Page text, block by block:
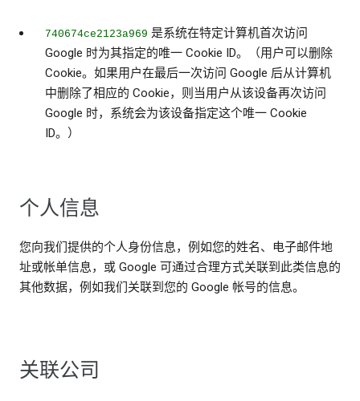
740674ce2123a969 是系统在特定计算机首次访问
Google 时为其指定的唯一 Cookie ID。（用户可以删除
Cookie。如果用户在最后一次访问 Google 后从计算机
中删除了相应的 Cookie，则当用户从该设备再次访问
Google 时，系统会为该设备指定这个唯一 Cookie
ID。）
个人信息
您向我们提供的个人身份信息，例如您的姓名、电子邮件地
址或帐单信息，或 Google 可通过合理方式关联到此类信息的
其他数据，例如我们关联到您的 Google 帐号的信息。
关联公司